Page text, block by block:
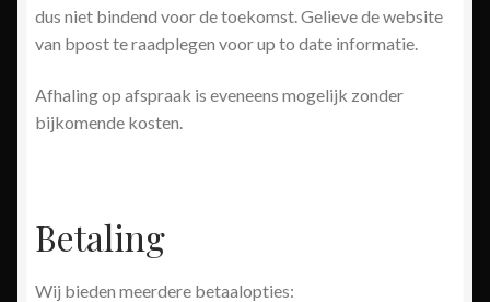
dus niet bindend voor de toekomst. Gelieve de website
van bpost te raadplegen voor up to date informatie.
Afhaling op afspraak is eveneens mogelijk zonder
bijkomende kosten.
Betaling
Wij bieden meerdere betaalopties: